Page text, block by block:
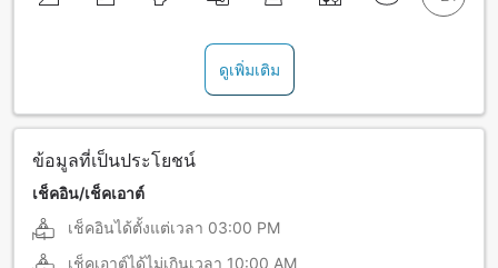
ดูเพิ่มเติม
ข้อมูลที่เป็นประโยชน์
เช็คอิน/เช็คเอาต์
เช็คอินได้ตั้งแต่เวลา 03:00 PM
เช็คเอาต์ได้ไม่เกินเวลา 10:00 AM